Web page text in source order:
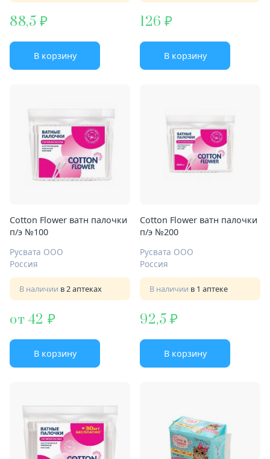
88,5
В корзину
126
В корзину
Cotton Flower ватн палочки
п/э №100
Русвата ООО
Россия
В наличии в 2 аптеках
от 42
В корзину
Cotton Flower ватн палочки
п/э №200
Русвата ООО
Россия
В наличии в 1 аптеке
92,5
В корзину